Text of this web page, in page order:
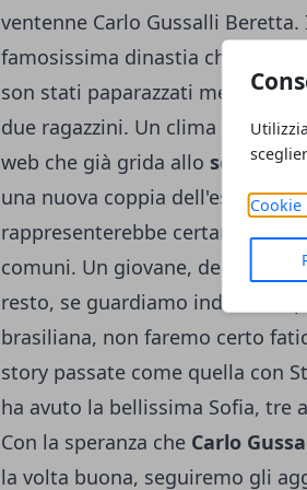
Cookie
ventenne Carlo Gussalli
famosissima dinastia che da
son stati paparazzati mentre
due ragazzini. Un clima di
web che già grida allo scoop. E'
una nuova coppia dell'estate.
rappresenterebbe certamente
comuni. Un giovane, del suo
resto, se guardiamo indietro al
brasiliana, non faremo certo
story passate come quella con
ha avuto la bellissima Sofia, tre
Con la speranza che Carlo
la volta buona, seguiremo gli